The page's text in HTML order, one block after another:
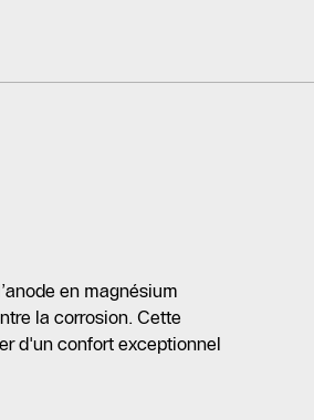
en magnésium
la corrosion. Cette
d'un confort exceptionnel